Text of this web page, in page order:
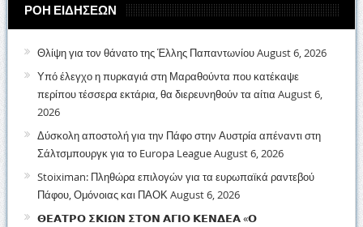
ΡΟΗ ΕΙΔΗΣΕΩΝ
Θλίψη για τον θάνατο της Έλλης ΠαπαντωνίουAugust 6, 2026
Υπό έλεγχο η πυρκαγιά στη Μαραθούντα που κατέκαψε
περίπου τέσσερα εκτάρια, θα διερευνηθούν τα αίτια August 6,
2026
Δύσκολη αποστολή για την Πάφο στην Αυστρία απέναντι στη
Σάλτσμπουργκ για το Europa LeagueAugust 6, 2026
Stoiximan: Πληθώρα επιλογών για τα ευρωπαϊκά ραντεβού
Πάφου, Ομόνοιας και ΠΑΟΚ August 6, 2026
𝝝𝝚𝝖𝝩𝝦𝝤 𝝨𝝟𝝞𝝮𝝢 𝝨𝝩𝝤𝝢 𝝖𝝘𝝞𝝤 𝝟𝝚𝝢𝝙𝝚𝝖 «𝝤